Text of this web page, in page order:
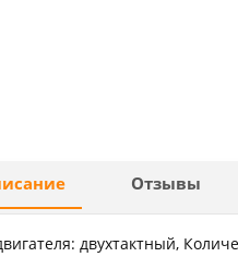
Отзывы
двуxтактный,